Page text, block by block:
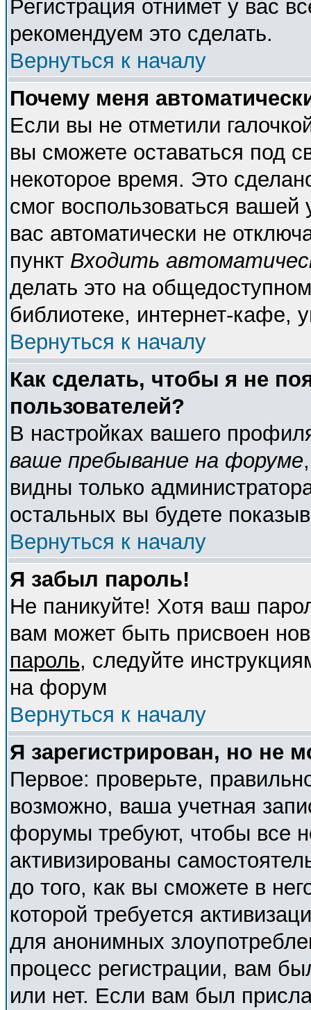
Регистрация отнимет у вас
рекомендуем это сделать.
Вернуться к началу
Почему меня
Если вы не отметили
вы сможете оставаться под
некоторое время. Это
смог воспользоваться
вас автоматически не
пункт Входить
делать это на
библиотеке, интернет-кафе,
Вернуться к началу
Как сделать, чтобы я не
пользователей?
В настройках вашего
ваше пребывание на форуме
видны только
остальных вы будете
Вернуться к началу
Я забыл пароль!
Не паникуйте! Хотя ваш
вам может быть присвоен
пароль, следуйте
на форум
Вернуться к началу
Я зарегистрирован, но не
Первое: проверьте,
возможно, ваша учетная
форумы требуют, чтобы все
активизированы
до того, как вы сможете в
которой требуется
для анонимных
процесс регистрации, вам
или нет. Если вам был